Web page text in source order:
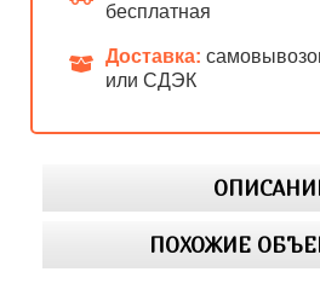
бесплатная
Доставка:
или СДЭК
ПОХОЖИЕ